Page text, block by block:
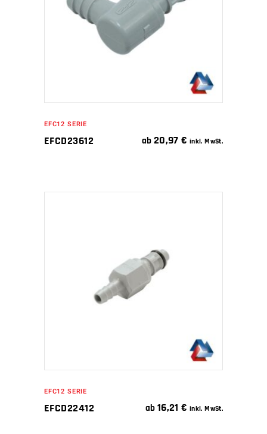
IN DEN WARENKORB
EFC12 SERIE
EFCD23612 ab 20,97€ inkl. MwSt.
IN DEN WARENKORB
EFC12 SERIE
EFCD22412 ab 16,21€ inkl. MwSt.